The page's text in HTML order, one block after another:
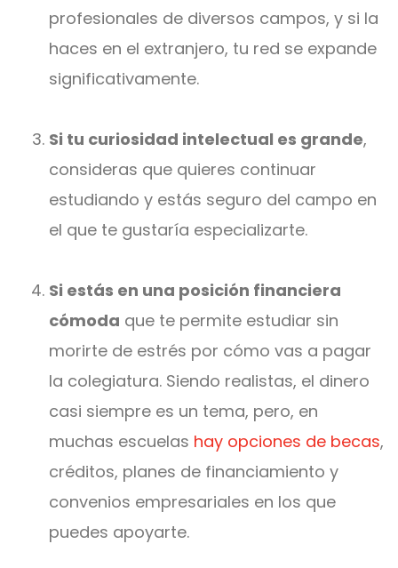
profesionales de diversos campos, y si la
haces en el extranjero, tu red se expande
significativamente.
Si tu curiosidad intelectual es grande,
consideras que quieres continuar
estudiando y estás seguro del campo en
el que te gustaría especializarte.
Si estás en una posición financiera
cómoda que te permite estudiar sin
morirte de estrés por cómo vas a pagar
la colegiatura. Siendo realistas, el dinero
casi siempre es un tema, pero, en
muchas escuelas hay opciones de becas,
créditos, planes de financiamiento y
convenios empresariales en los que
puedes apoyarte.